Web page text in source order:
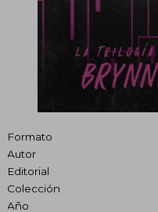
Formato
Autor
Editorial
Colección
Año